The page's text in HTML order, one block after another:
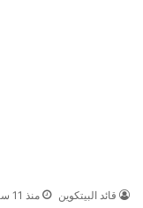
قائد البيتكوين منذ 11 ساعة